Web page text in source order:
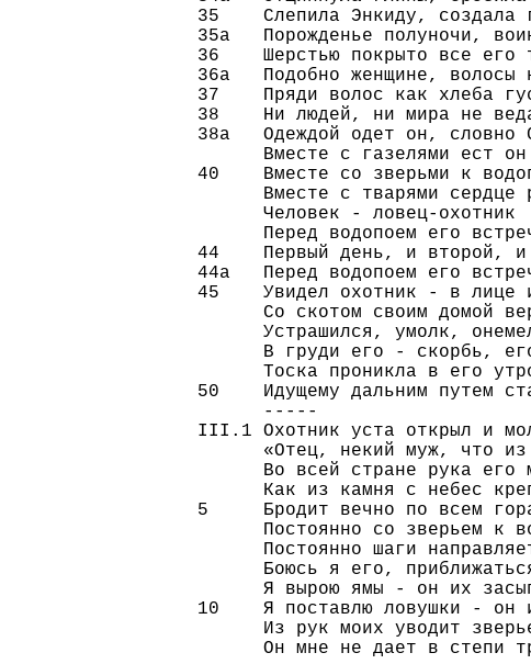
35    Слепила Энкиду, создала
35а   Порожденье полуночи,
36    Шерстью покрыто все его
36а   Подобно женщине, волосы
37    Пряди волос как хлеба
38    Ни людей, ни мира не
38а   Одеждой одет он, словно
Вместе с газелями ест он
40    Вместе со зверьми к
Вместе с тварями сердце
      Человек - ловец-охотник
Перед водопоем его
44    Первый день, и второй, и
44а   Перед водопоем его
45    Увидел охотник - в лице
Со скотом своим домой
Устрашился, умолк,
В груди его - скорбь,
Тоска проникла в его
50    Идущему дальним путем
      -----
III.1 Охотник уста открыл и
«Отец, некий муж, что из
Во всей стране рука его
Как из камня с небес
5     Бродит вечно по всем
Постоянно со зверьем к
Постоянно шаги
Боюсь я его,
Я вырою ямы - он их
10    Я поставлю ловушки - он
Из рук моих уводит
Он мне не дает в степи